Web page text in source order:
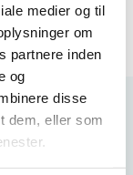
medier og til
om
partnere inden
og
disse
dem, eller som